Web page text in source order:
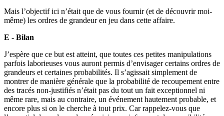
Mais l’objectif ici n’était que de vous fournir (et de découvrir moi-
même) les ordres de grandeur en jeu dans cette affaire.
E - Bilan
J’espère que ce but est atteint, que toutes ces petites manipulations
parfois laborieuses vous auront permis d’envisager certains ordres de
grandeurs et certaines probabilités. Il s’agissait simplement de
montrer de manière générale que la probabilité de recoupement entre
des tracés non-justifiés n’était pas du tout un fait exceptionnel ni
même rare, mais au contraire, un événement hautement probable, et
encore plus si on le cherche à tout prix. Car rappelez-vous que